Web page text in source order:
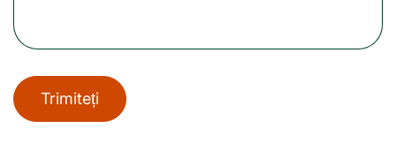
Trimiteți